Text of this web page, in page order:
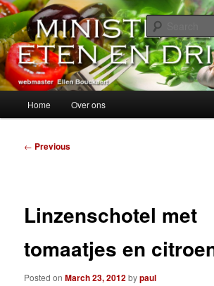
Skip
to
primary
contentMinisterie van Eten en
alles over eten, drinken en andere genoegens…
Home Over ons
Post
← Previous
Linzenschotel met
tomaatjes en
Posted onMarch 23, 2012bypaul